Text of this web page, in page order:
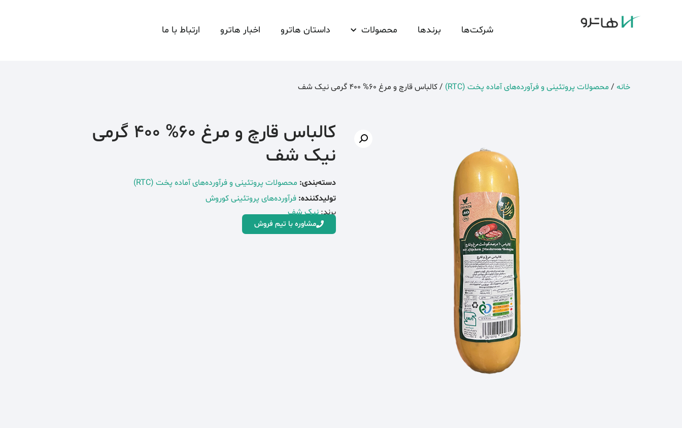
شرکت‌ها برندها محصولات داستان هاترو اخبار هاترو ارتباط با ما
خانه / محصولات پروتئینی و فرآورده‌های آماده پخت (RTC) / کالباس قارچ و مرغ 60% 400 گرمی نیک شف
کالباس قارچ و مرغ 60% 400 گرمی
نیک شف
دسته‌بندی: محصولات پروتئینی و فرآورده‌های آماده پخت (RTC)
تولیدکننده: فرآورده‌های پروتئینی کوروش
برند:نیک شف
مشاوره با تیم فروش